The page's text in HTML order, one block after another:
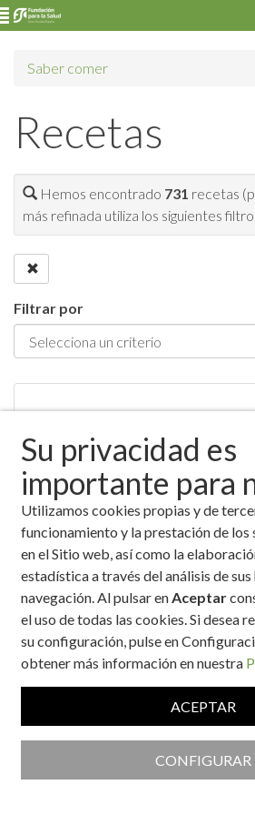
Su privacidad es
importante para
Utilizamos cookies propias y de
funcionamiento y la prestación de
en el Sitio web, así como la
estadística a través del análisis de
navegación. Al pulsar enAceptar
el uso de todas las cookies. Si desea
su configuración, pulse en
obtener más información en nuestra
ACEPTAR
CONFIGURAR
Saber comer
Recetas
Hemos encontrado 731 recetas
más refinada utiliza los siguientes
Filtrar por
Bocadillo a la plancha de paleta
verdes fritos